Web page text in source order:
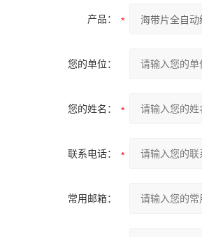
产品：
您的单位：
您的姓名：
联系电话：
常用邮箱：